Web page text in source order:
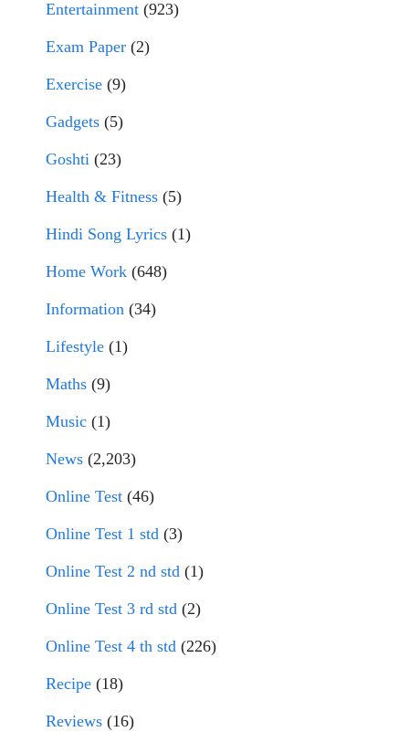
Entertainment (923)
Exam Paper (2)
Exercise (9)
Gadgets (5)
Goshti (23)
Health & Fitness (5)
Hindi Song Lyrics (1)
Home Work (648)
Information (34)
Lifestyle (1)
Maths (9)
Music (1)
News (2,203)
Online Test (46)
Online Test 1 std (3)
Online Test 2 nd std (1)
Online Test 3 rd std (2)
Online Test 4 th std (226)
Recipe (18)
Reviews (16)